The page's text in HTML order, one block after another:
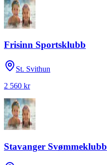
Frisinn Sportsklubb
St. Svithun
2 560 kr
Stavanger Svømmeklubb